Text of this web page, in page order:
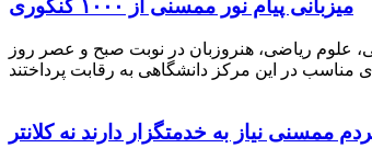
میزبانی پیام نور ممسنی از ۱۰۰۰ کنکوری
داشت: 1000 نفر از داوطلبان در رشته های علوم تجربی، علوم ریاضی، هنروزبان در نوبت صبح و عصر روز
ممسنی نیاز به خدمتگزار دارند نه کلانتر